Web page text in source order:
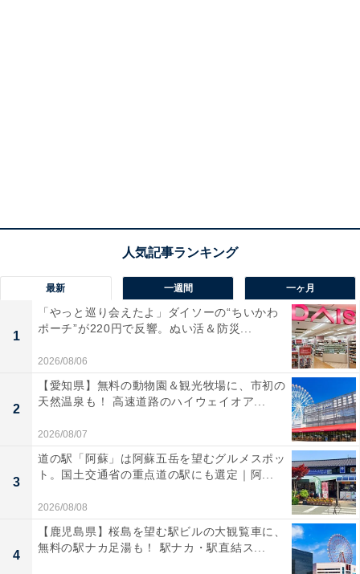
最新 一週間 一ヶ月
1
「やっと巡り会えたよ」ダイソーの“ちいかわ
ポーチ”が220円で反響。ぬい活＆防災...
2026/08/06
2
【愛知県】無料の動物園＆観光牧場に、市初の
天然温泉も！ 高速道路のハイウェイオア...
2026/08/07
3
道の駅「阿蘇」は阿蘇五岳を望むグルメスポッ
ト。国土交通省の重点道の駅にも選定｜阿...
2026/08/08
4
【鹿児島県】桜島を望む駅ビルの大観覧車に、
無料の駅ナカ足湯も！ 駅ナカ・駅直結ス...